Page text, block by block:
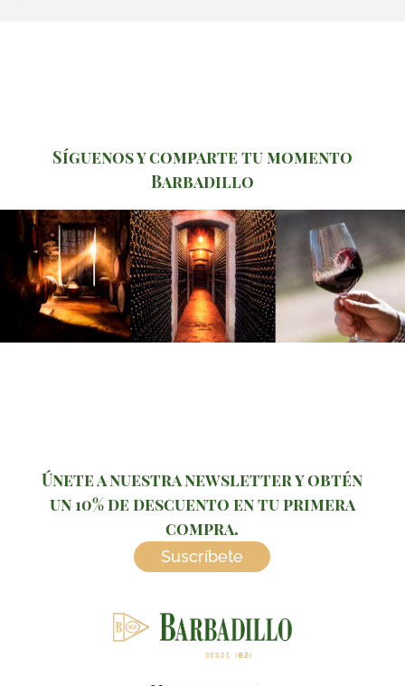
Síguenos y comparte tu momento
Barbadillo
Únete a nuestra newsletter y obtén
un 10% de descuento en tu primera
compra.
Suscríbete